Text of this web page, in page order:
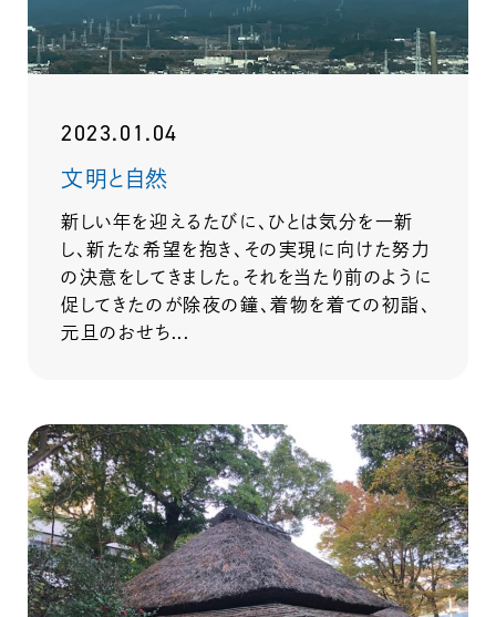
2023.01.04
文明と自然
新しい年を迎えるたびに、ひとは気分を一新
し、新たな希望を抱き、その実現に向けた努力
の決意をしてきました。それを当たり前のように
促してきたのが除夜の鐘、着物を着ての初詣、
元旦のおせち...